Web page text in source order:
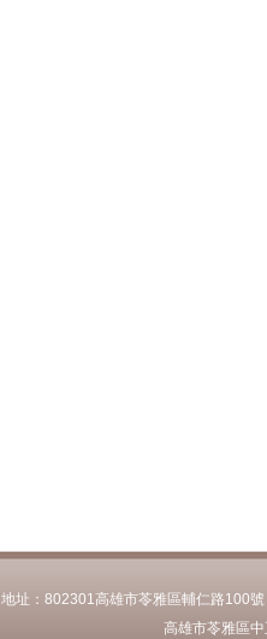
地址：802301高雄市苓雅區輔仁路100
高雄市苓雅區